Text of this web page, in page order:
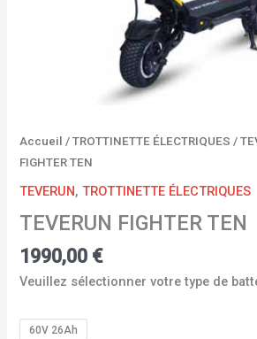
Accueil /TROTTINETTE ÉLECTRIQUES /
FIGHTER TEN
TEVERUN,TROTTINETTE ÉLECTRIQUES
TEVERUN FIGHTER TEN
1990,00 €
Veuillez sélectionner votre type de
60V 26Ah